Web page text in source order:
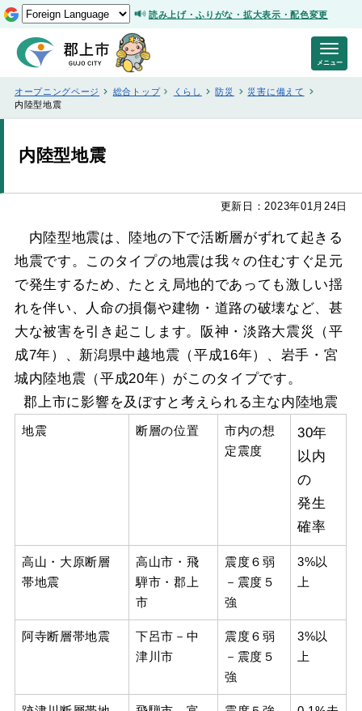
読み上げ・ふりがな・拡大表示・配色変更
オープニングページ 総合トップ くらし 防災
災害に備えて
内陸型地震
内陸型地震
更新日：2023年01月24日
内陸型地震は、陸地の下で活断層がずれて起きる
地震です。このタイプの地震は我々の住むすぐ足元
で発生するため、たとえ局地的であっても激しい揺
れを伴い、人命の損傷や建物・道路の破壊など、甚
大な被害を引き起こします。阪神・淡路大震災（平
成7年）、新潟県中越地震（平成16年）、岩手・宮
城内陸地震（平成20年）がこのタイプです。
郡上市に影響を及ぼすと考えられる主な内陸地震
地震 断層の位置
市内の想
定震度
30年
以内
の
発生
確率
高山・大原断層
帯地震
高山市・飛
騨市・郡上
市
震度６弱
－震度５
強
3%以
上
阿寺断層帯地震
下呂市－中
津川市
震度６弱
－震度５
強
3%以
上
メニュー